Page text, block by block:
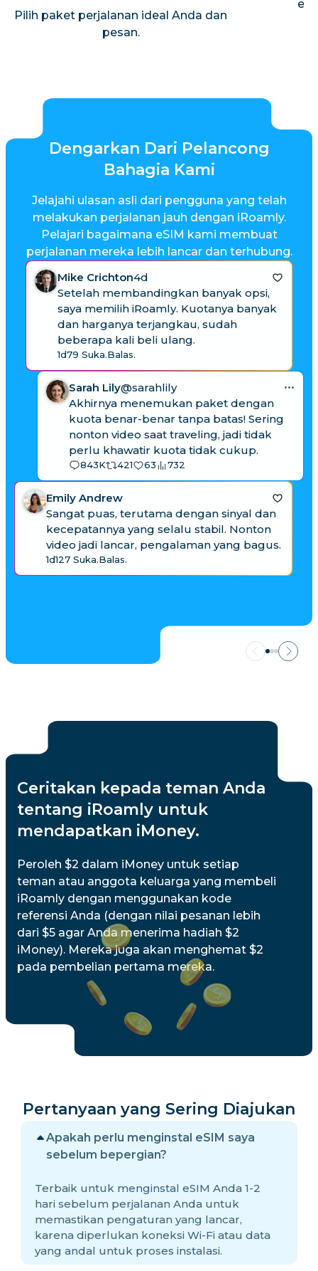
Pilih paket perjalanan ideal Anda dan
pesan.
Dengarkan Dari Pelancong
Bahagia Kami
Jelajahi ulasan asli dari pengguna yang telah
melakukan perjalanan jauh dengan iRoamly.
Pelajari bagaimana eSIM kami membuat
perjalanan mereka lebih lancar dan terhubung.
Mike Crichton4d
Setelah membandingkan banyak opsi,
saya memilih iRoamly. Kuotanya banyak
dan harganya terjangkau, sudah
beberapa kali beli ulang.
1d79 Suka.Balas.
Sarah Lily@sarahlily
Akhirnya menemukan paket dengan
kuota benar-benar tanpa batas! Sering
nonton video saat traveling, jadi tidak
perlu khawatir kuota tidak cukup.
843K 421 63 732
Emily Andrew
Sangat puas, terutama dengan sinyal dan
kecepatannya yang selalu stabil. Nonton
video jadi lancar, pengalaman yang bagus.
1d127 Suka.Balas.
Ceritakan kepada teman Anda
tentang iRoamly untuk
mendapatkan iMoney.
Peroleh $2 dalam iMoney untuk setiap
teman atau anggota keluarga yang membeli
iRoamly dengan menggunakan kode
referensi Anda (dengan nilai pesanan lebih
dari $5 agar Anda menerima hadiah $2
iMoney). Mereka juga akan menghemat $2
pada pembelian pertama mereka.
Pertanyaan yang Sering Diajukan
Apakah perlu menginstal eSIM saya
sebelum bepergian?
Terbaik untuk menginstal eSIM Anda 1-2
hari sebelum perjalanan Anda untuk
memastikan pengaturan yang lancar,
karena diperlukan koneksi Wi-Fi atau data
yang andal untuk proses instalasi.